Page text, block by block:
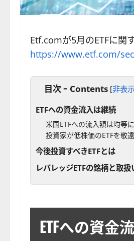
Etf.comが5月のETFに関
https://www.etf.com/
目次 ｰ Contents [非表
ETFへの資金流入は継続
米国ETFへの流入額は均等
投資家が低株価のETFを敬遠
今後投資すべきETFとは
レバレッジETFの銘柄と取
ETFへの資金